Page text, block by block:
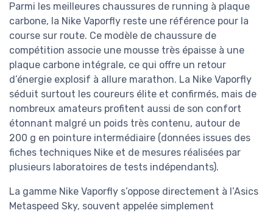
Parmi les meilleures chaussures de running à plaque
carbone, la Nike Vaporfly reste une référence pour la
course sur route. Ce modèle de chaussure de
compétition associe une mousse très épaisse à une
plaque carbone intégrale, ce qui offre un retour
d’énergie explosif à allure marathon. La Nike Vaporfly
séduit surtout les coureurs élite et confirmés, mais de
nombreux amateurs profitent aussi de son confort
étonnant malgré un poids très contenu, autour de
200 g en pointure intermédiaire (données issues des
fiches techniques Nike et de mesures réalisées par
plusieurs laboratoires de tests indépendants).
La gamme Nike Vaporfly s’oppose directement à l’Asics
Metaspeed Sky, souvent appelée simplement